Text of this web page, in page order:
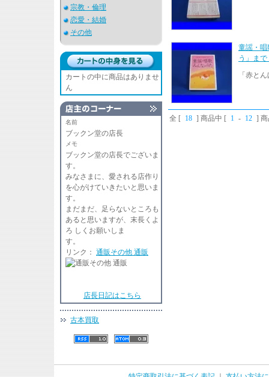
宗教・倫理
恋愛・結婚
その他
カートの中に商品はありませ
ん
名前
ブックン堂の店長
メモ
ブックン堂の店長でございま
す
みなさまに、愛される店作り
を心がけていきたいと思いま
す。
まだまだ、足らないところも
あると思いますが、末長くよ
ろ しくお願いしま
リンク： 通販その他 通販
店長日記はこちら
古本買取
童謡・
う」ま
「赤と
全 [ 18 ] 商品中 [ 1 - 12 ] 商